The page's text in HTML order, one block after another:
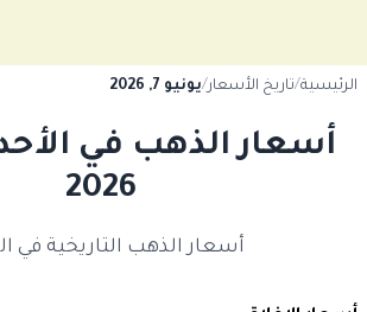
الرئيسية/تاريخ الأسعار/يونيو 7, 2026
2026
أسعار الذهب التاريخية في